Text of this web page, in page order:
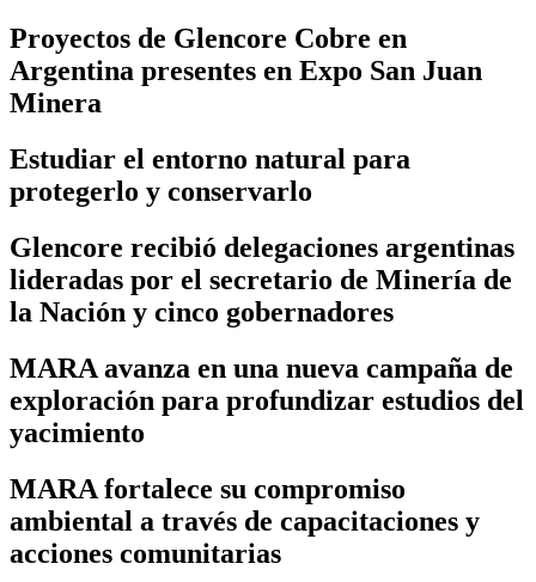
Proyectos de Glencore Cobre en
Argentina presentes en Expo San Juan
Minera
Estudiar el entorno natural para
protegerlo y conservarlo
Glencore recibió delegaciones argentinas
lideradas por el secretario de Minería de
la Nación y cinco gobernadores
MARA avanza en una nueva campaña de
exploración para profundizar estudios del
yacimiento
MARA fortalece su compromiso
ambiental a través de capacitaciones y
acciones comunitarias